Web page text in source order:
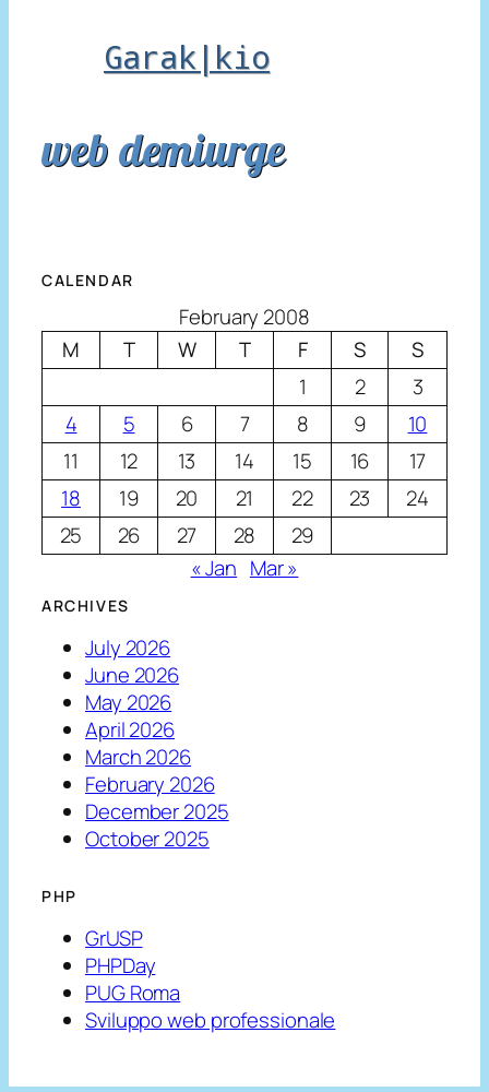
Garak|kio
web demiurge
CALENDAR
February 2008
M
T W T F S
S
1
2
3
4
5 6 7 8 9
10
11
12 13 14 15 16
17
18
19 20 21 22 23
24
25
26 27 28
29
« Jan Mar »
ARCHIVES
July 2026
June 2026
May 2026
April 2026
March 2026
February 2026
December 2025
October 2025
PHP
GrUSP
PHPDay
PUG Roma
Sviluppo web professionale